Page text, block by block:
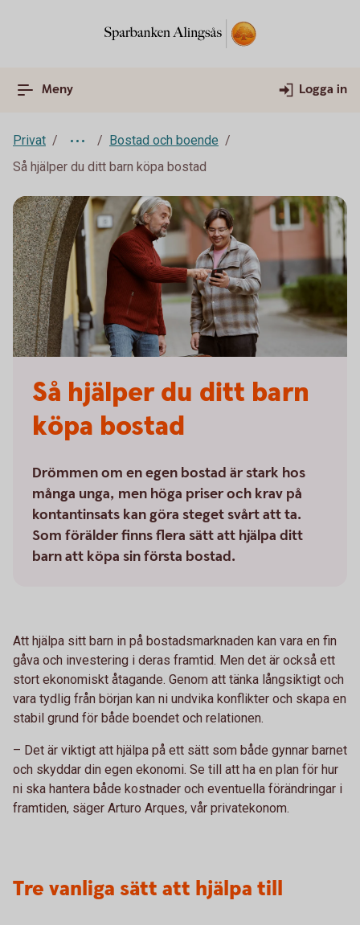
Meny Logga in
Privat
Bostad och boende
Så hjälper du ditt barn köpa bostad
Så hjälper du ditt barn
köpa bostad
Drömmen om en egen bostad är stark hos
många unga, men höga priser och krav på
kontantinsats kan göra steget svårt att ta.
Som förälder finns flera sätt att hjälpa ditt
barn att köpa sin första bostad.
Att hjälpa sitt barn in på bostadsmarknaden kan vara en fin
gåva och investering i deras framtid. Men det är också ett
stort ekonomiskt åtagande. Genom att tänka långsiktigt och
vara tydlig från början kan ni undvika konflikter och skapa en
stabil grund för både boendet och relationen.
– Det är viktigt att hjälpa på ett sätt som både gynnar barnet
och skyddar din egen ekonomi. Se till att ha en plan för hur
ni ska hantera både kostnader och eventuella förändringar i
framtiden, säger Arturo Arques, vår privatekonom.
Tre vanliga sätt att hjälpa till